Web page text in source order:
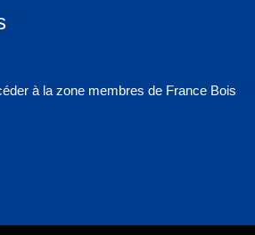
à la zone membres de France Bois